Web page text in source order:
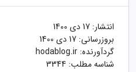
انتشار: 17 دی 1400
بروزرسانی: 17 دی 1400
گردآورنده: hodablog.ir
شناسه مطلب: 3344